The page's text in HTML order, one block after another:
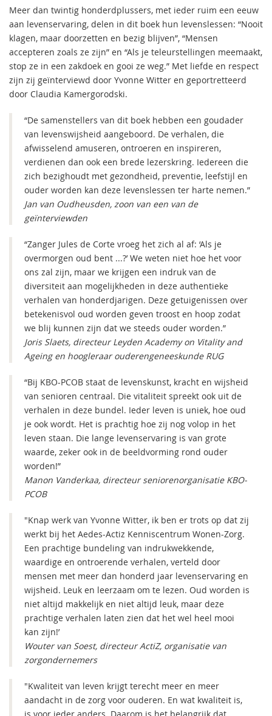
Meer dan twintig honderdplussers, met ieder ruim een eeuw
aan levenservaring, delen in dit boek hun levenslessen: “Nooit
klagen, maar doorzetten en bezig blijven”, “Mensen
accepteren zoals ze zijn” en “Als je teleurstellingen meemaakt,
stop ze in een zakdoek en gooi ze weg.” Met liefde en respect
zijn zij geïnterviewd door Yvonne Witter en geportretteerd
door Claudia Kamergorodski.
“De samenstellers van dit boek hebben een goudader
van levenswijsheid aangeboord. De verhalen, die
afwisselend amuseren, ontroeren en inspireren,
verdienen dan ook een brede lezerskring. Iedereen die
zich bezighoudt met gezondheid, preventie, leefstijl en
ouder worden kan deze levenslessen ter harte nemen.”
Jan van Oudheusden, zoon van een van de
geïnterviewden
“Zanger Jules de Corte vroeg het zich al af: ‘Als je
overmorgen oud bent ...?’ We weten niet hoe het voor
ons zal zijn, maar we krijgen een indruk van de
diversiteit aan mogelijkheden in deze authentieke
verhalen van honderdjarigen. Deze getuigenissen over
betekenisvol oud worden geven troost en hoop zodat
we blij kunnen zijn dat we steeds ouder worden.”
Joris Slaets, directeur Leyden Academy on Vitality and
Ageing en hoogleraar ouderengeneeskunde RUG
“Bij KBO-PCOB staat de levenskunst, kracht en wijsheid
van senioren centraal. Die vitaliteit spreekt ook uit de
verhalen in deze bundel. Ieder leven is uniek, hoe oud
je ook wordt. Het is prachtig hoe zij nog volop in het
leven staan. Die lange levenservaring is van grote
waarde, zeker ook in de beeldvorming rond ouder
worden!”
Manon Vanderkaa, directeur seniorenorganisatie KBO-
PCOB
"Knap werk van Yvonne Witter, ik ben er trots op dat zij
werkt bij het Aedes-Actiz Kenniscentrum Wonen-Zorg.
Een prachtige bundeling van indrukwekkende,
waardige en ontroerende verhalen, verteld door
mensen met meer dan honderd jaar levenservaring en
wijsheid. Leuk en leerzaam om te lezen. Oud worden is
niet altijd makkelijk en niet altijd leuk, maar deze
prachtige verhalen laten zien dat het wel heel mooi
kan zijn!’
Wouter van Soest, directeur ActiZ, organisatie van
zorgondernemers
"Kwaliteit van leven krijgt terecht meer en meer
aandacht in de zorg voor ouderen. En wat kwaliteit is,